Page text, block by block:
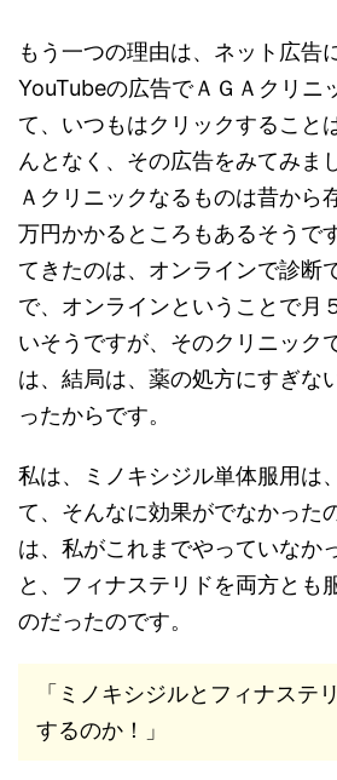
もう一つの理由は、ネット広告
YouTubeの広告でＡＧＡクリニ
て、いつもはクリックすること
んとなく、その広告をみてみま
Ａクリニックなるものは昔から
万円かかるところもあるそうで
てきたのは、オンラインで診断
で、オンラインということで月
いそうですが、そのクリニック
は、結局は、薬の処方にすぎな
ったからです。
私は、ミノキシジル単体服用は
て、そんなに効果がでなかった
は、私がこれまでやっていなか
と、フィナステリドを両方とも
のだったのです。
「ミノキシジルとフィナステ
するのか！」